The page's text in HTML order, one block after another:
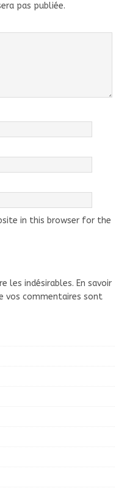
pas publiée.
in this browser for the
les indésirables. En savoir
vos commentaires sont